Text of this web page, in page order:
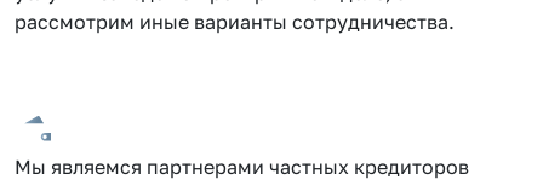
рассмотрим иные варианты сотрудничества.
Мы являемся партнерами частных кредиторов